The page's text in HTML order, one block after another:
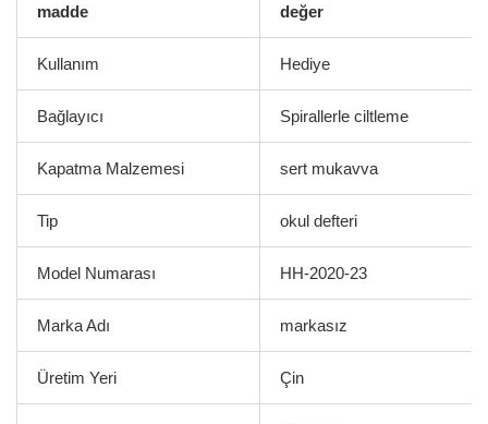
madde değer
Kullanım Hediye
Bağlayıcı Spirallerle ciltleme
Kapatma Malzemesi sert mukavva
Tip okul defteri
Model Numarası HH-2020-23
Marka Adı markasız
Üretim Yeri Çin